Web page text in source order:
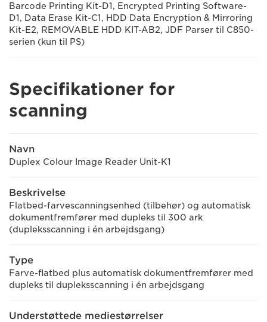
Barcode Printing Kit-D1, Encrypted Printing Software-
D1, Data Erase Kit-C1, HDD Data Encryption & Mirroring
Kit-E2, REMOVABLE HDD KIT-AB2, JDF Parser til C850-
serien (kun til PS)
Specifikationer for
scanning
Navn
Duplex Colour Image Reader Unit-K1
Beskrivelse
Flatbed-farvescanningsenhed (tilbehør) og automatisk
dokumentfremfører med dupleks til 300 ark
(dupleksscanning i én arbejdsgang)
Type
Farve-flatbed plus automatisk dokumentfremfører med
dupleks til dupleksscanning i én arbejdsgang
Understøttede mediestørrelser